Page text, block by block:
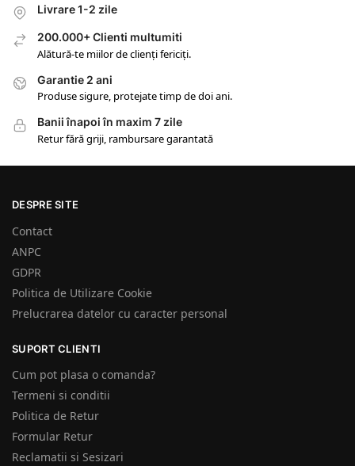
Livrare 1-2 zile
200.000+ Clienti multumiti
Alătură-te miilor de clienți fericiți.
Garantie 2 ani
Produse sigure, protejate timp de doi ani.
Banii înapoi în maxim 7 zile
Retur fără griji, rambursare garantată
DESPRE SITE
Contact
ANPC
GDPR
Politica de Utilizare Cookie
Prelucrarea datelor cu caracter personal
SUPORT CLIENTI
Cum pot plasa o comanda?
Termeni si conditii
Politica de Retur
Formular Retur
Reclamatii si Sesizari